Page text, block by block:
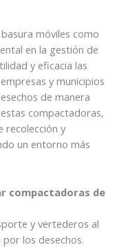
móviles como
en la gestión de
y eficacia las
y municipios
de manera
compactadoras,
recolección y
un entorno más
compactadoras de
y vertederos al
los desechos.